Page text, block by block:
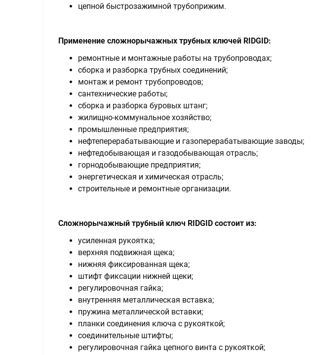
цепной быстрозажимной трубоприжим.
Применение сложнорычажных трубных ключей RIDGID:
ремонтные и монтажные работы на трубопроводах;
сборка и разборка трубных соединений;
монтаж и ремонт трубопроводов;
сантехнические работы;
сборка и разборка буровых штанг;
жилищно-коммунальное хозяйство;
промышленные предприятия;
нефтеперерабатывающие и газоперерабатывающие заводы;
нефтедобывающая и газодобывающая отрасль;
горнодобывающие предприятия;
энергетическая и химическая отрасль;
строительные и ремонтные организации.
Сложнорычажный трубный ключ RIDGID состоит из:
усиленная рукоятка;
верхняя подвижная щека;
нижняя фиксированная щека;
штифт фиксации нижней щеки;
регулировочная гайка;
внутренняя металлическая вставка;
пружина металлической вставки;
планки соединения ключа с рукояткой;
соединительные штифты;
регулировочная гайка цепного винта с рукояткой;